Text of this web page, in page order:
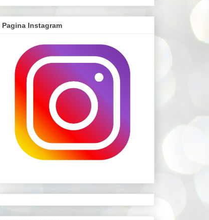
Pagina Instagram